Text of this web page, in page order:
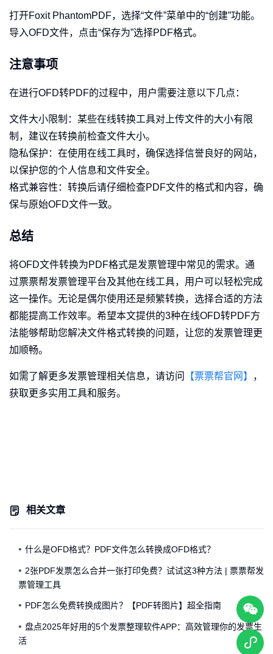
打开Foxit PhantomPDF，选择“文件”菜单中的“创建”功能。
导入OFD文件，点击“保存为”选择PDF格式。
注意事项
在进行OFD转PDF的过程中，用户需要注意以下几点：
文件大小限制：某些在线转换工具对上传文件的大小有限
制，建议在转换前检查文件大小。
隐私保护：在使用在线工具时，确保选择信誉良好的网站，
以保护您的个人信息和文件安全。
格式兼容性：转换后请仔细检查PDF文件的格式和内容，确
保与原始OFD文件一致。
总结
将OFD文件转换为PDF格式是发票管理中常见的需求。通
过票票帮发票管理平台及其他在线工具，用户可以轻松完成
这一操作。无论是偶尔使用还是频繁转换，选择合适的方法
都能提高工作效率。希望本文提供的3种在线OFD转PDF方
法能够帮助您解决文件格式转换的问题，让您的发票管理更
加顺畅。
如需了解更多发票管理相关信息，请访问 【票票帮官网】
，
获取更多实用工具和服务。
相关文章
什么是OFD格式？PDF文件怎么转换成OFD格式？
2张PDF发票怎么合并一张打印免费？试试这3种方法 | 票票帮发
票管理工具
PDF怎么免费转换成图片？【PDF转图片】超全指南
盘点2025年好用的5个发票整理软件APP：高效管理你的发票生
活